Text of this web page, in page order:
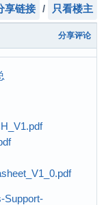
享链接 / 只看楼主
分享评论
Support-